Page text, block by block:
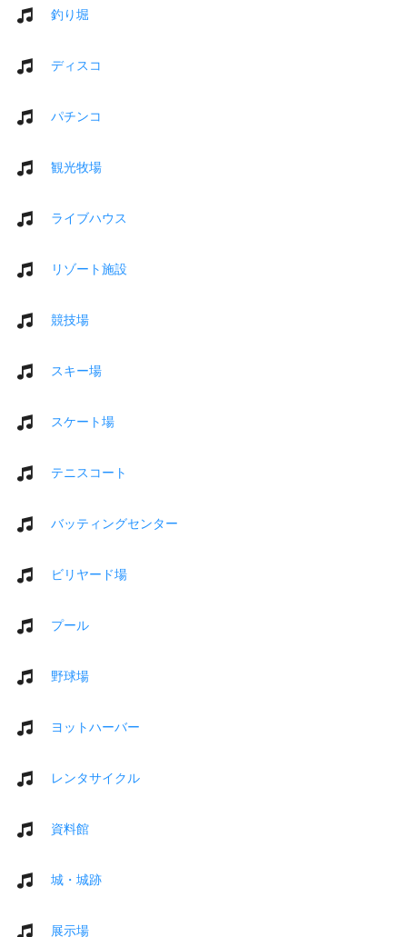
釣り堀
ディスコ
パチンコ
観光牧場
ライブハウス
リゾート施設
競技場
スキー場
スケート場
テニスコート
バッティングセンター
ビリヤード場
プール
野球場
ヨットハーバー
レンタサイクル
資料館
城・城跡
展示場